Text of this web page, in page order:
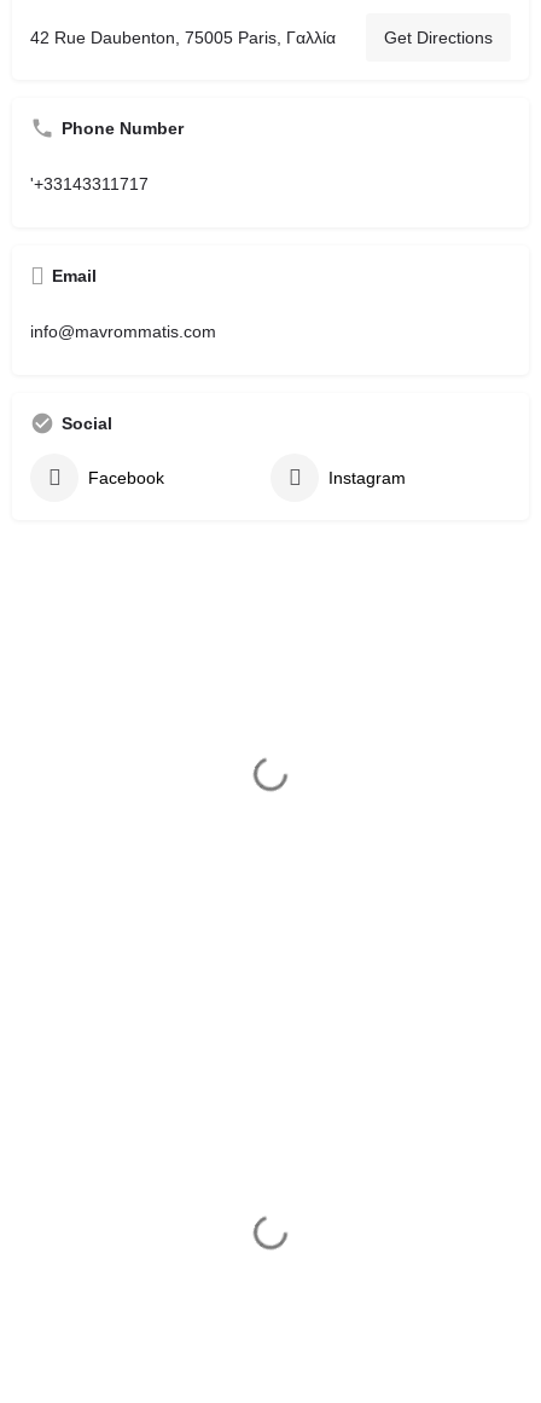
42 Rue Daubenton, 75005 Paris, Γαλλία Get Directions
Phone Number
'+33143311717
Email
info@mavrommatis.com
Social
Facebook Instagram